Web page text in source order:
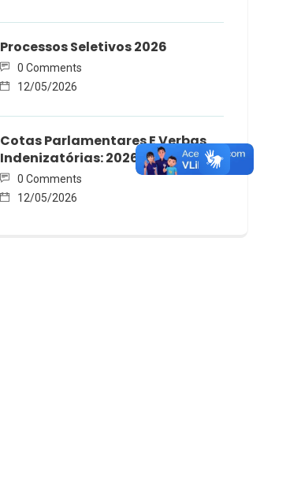
Processos Seletivos 2026
0 Comments
12/05/2026
Cotas Parlamentares E Verbas
Indenizatórias: 2026
0 Comments
12/05/2026